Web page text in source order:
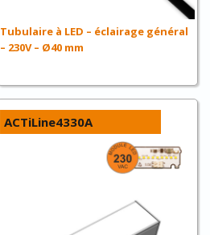
Tubulaire à LED – éclairage général
– 230V – Ø40 mm
ACTiLine4330A